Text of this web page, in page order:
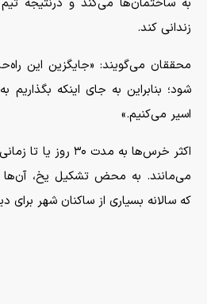
زندانی کند.
محققان می‌گویند: «جایگزین این
شود؛ بنابراین به جای اینکه
اسیر می‌کنیم.»
اکثر خرس‌ها به مدت
می‌مانند. به محض تشکیل یخ، آن‌ها
که سالانه بسیاری از ساکنان شهر برای